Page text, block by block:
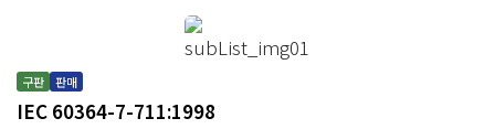
구판 판매
IEC 60364-7-711:1998